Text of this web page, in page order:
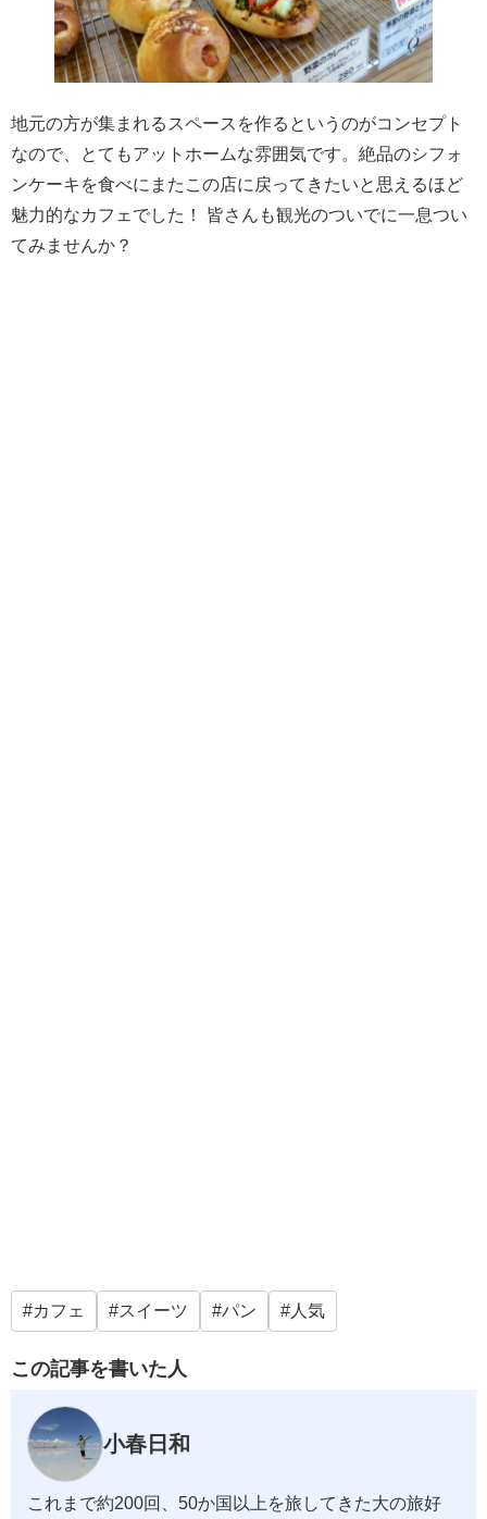
地元の方が集まれるスペースを作るというのがコンセプト
なので、とてもアットホームな雰囲気です。絶品のシフォ
ンケーキを食べにまたこの店に戻ってきたいと思えるほど
魅力的なカフェでした！ 皆さんも観光のついでに一息つい
てみませんか？
カフェ スイーツ パン 人気
この記事を書いた人
小春日和
これまで約200回、50か国以上を旅してきた大の旅好